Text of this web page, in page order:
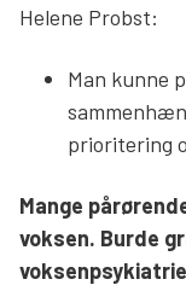
Helene Probst:
Man kunne
prioritering
Mange
voksen. Burde